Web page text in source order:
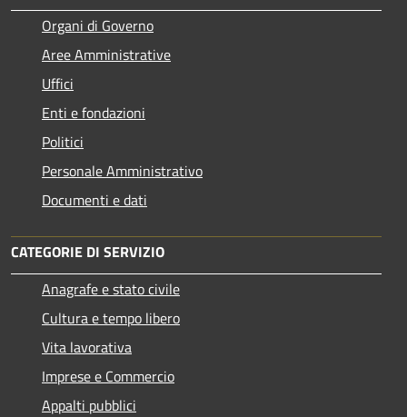
Organi di Governo
Aree Amministrative
Uffici
Enti e fondazioni
Politici
Personale Amministrativo
Documenti e dati
CATEGORIE DI SERVIZIO
Anagrafe e stato civile
Cultura e tempo libero
Vita lavorativa
Imprese e Commercio
Appalti pubblici